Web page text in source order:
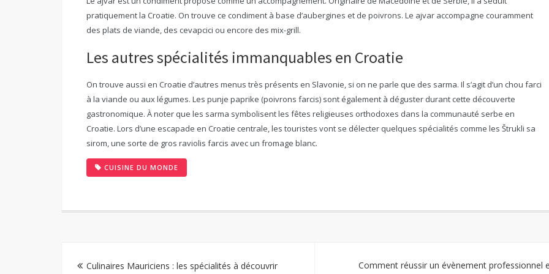
pratiquement la Croatie. On trouve ce condiment à base d’aubergines et de poivrons. Le ajvar accompagne couramment
des plats de viande, des cevapcici ou encore des mix-grill.
Les autres spécialités immanquables en Croatie
On trouve aussi en Croatie d’autres menus très présents en Slavonie, si on ne parle que des sarma. Il s’agit d’un chou farci
à la viande ou aux légumes. Les punje paprike (poivrons farcis) sont également à déguster durant cette découverte
gastronomique. À noter que les sarma symbolisent les fêtes religieuses orthodoxes dans la communauté serbe en
Croatie. Lors d’une escapade en Croatie centrale, les touristes vont se délecter quelques spécialités comme les Štrukli sa
sirom, une sorte de gros raviolis farcis avec un fromage blanc.
CUISINE DU MONDE
Navigation
Culinaires Mauriciens : les spécialités à découvrir Comment réussir un évènement professionnel